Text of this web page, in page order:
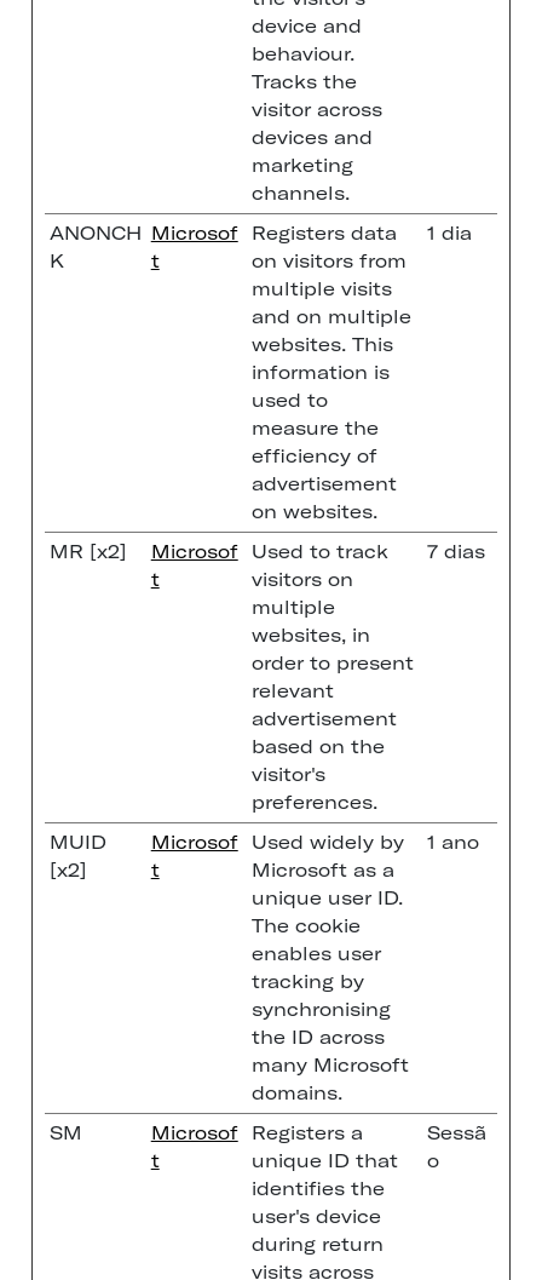
device and
behaviour.
Tracks the
visitor across
devices and
marketing
channels.
ANONCH
K
Microsof
t
Registers data
on visitors from
multiple visits
and on multiple
websites. This
information is
used to
measure the
efficiency of
advertisement
on websites.
1 dia
MR [x2]
Microsof
t
Used to track
visitors on
multiple
websites, in
order to present
relevant
advertisement
based on the
visitor's
preferences.
7 dias
MUID
[x2]
Microsof
t
Used widely by
Microsoft as a
unique user ID.
The cookie
enables user
tracking by
synchronising
the ID across
many Microsoft
domains.
1 ano
SM
Microsof
t
Registers a
unique ID that
identifies the
user's device
during return
visits across
Sessã
o